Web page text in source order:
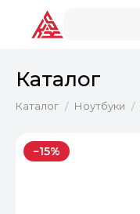
Каталог
Каталог / Ноутбуки /
−15%